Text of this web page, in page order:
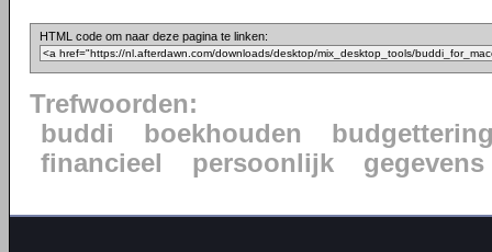
HTML code om naar deze pagina te linken:
Trefwoorden:
buddi
boekhouden
financieel
persoonlijk gegevens